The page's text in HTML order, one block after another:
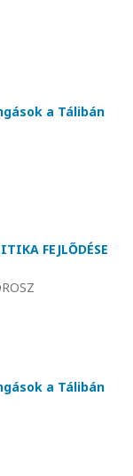
a Tálibán
FEJLŐDÉSE
a Tálibán